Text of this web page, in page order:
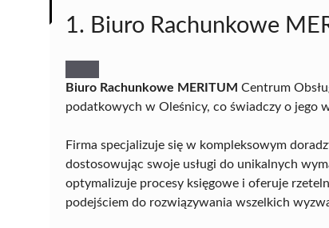
1. Biuro Rachunkowe
Biuro Rachunkowe MERITUM Centrum
podatkowych w Oleśnicy, co świadczy o jego
Firma specjalizuje się w kompleksowym
dostosowując swoje usługi do unikalnych
optymalizuje procesy księgowe i oferuje
podejściem do rozwiązywania wszelkich